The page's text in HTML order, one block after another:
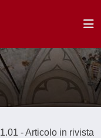
- Articolo in rivista